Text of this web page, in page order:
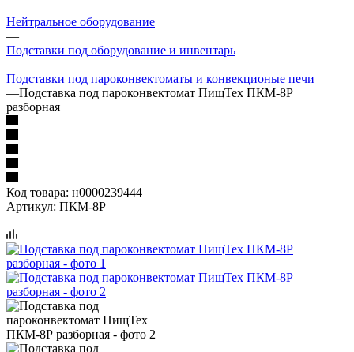
—
Нейтральное оборудование
—
Подставки под оборудование и инвентарь
—
Подставки под пароконвектоматы и конвекционые печи
—Подставка под пароконвектомат ПищТех ПКМ-8Р
разборная
Код товара: н0000239444
Артикул: ПКМ-8Р